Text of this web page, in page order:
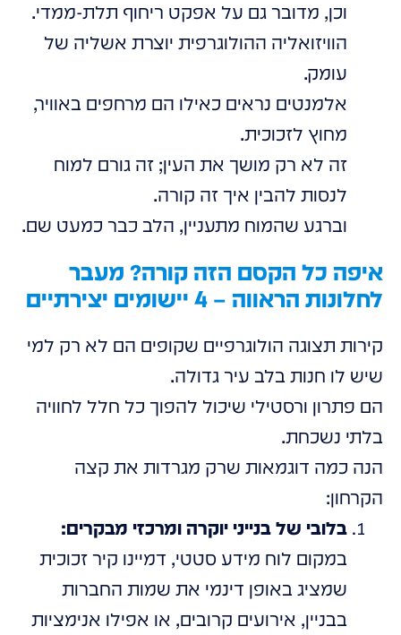
וכן, מדובר גם על אפקט ריחוף תלת-ממדי.
הוויזואליה ההולוגרפית יוצרת אשליה של
עומק.
אלמנטים נראים כאילו הם מרחפים באוויר,
מחוץ לזכוכית.
זה לא רק מושך את העין; זה גורם למוח
לנסות להבין איך זה קורה.
וברגע שהמוח מתעניין, הלב כבר כמעט שם.
איפה כל הקסם הזה קורה? מעבר
לחלונות הראווה – 4 יישומים יצירתיים
קירות תצוגה הולוגרפיים שקופים הם לא רק למי
שיש לו חנות בלב עיר גדולה.
הם פתרון ורסטילי שיכול להפוך כל חלל לחוויה
בלתי נשכחת.
הנה כמה דוגמאות שרק מגרדות את קצה
הקרחון:
בלובי של בנייני יוקרה ומרכזי מבקרים:
במקום לוח מידע סטטי, דמיינו קיר זכוכית
שמציג באופן דינמי את שמות החברות
בבניין, אירועים קרובים, או אפילו אנימציות